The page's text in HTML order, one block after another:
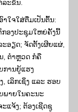
ລະຂັ້ນ.
ໃຈໃສ່ຕື່ມເປັນຕົ້ນ:
ອງປະຊຸມໃຫຍ່ຄັ້ງນີ້
ອຽດ; ຈັດຕັ້ງເຜີຍແຜ່,
, ຕຳຫຼວດ ກໍຄື
ການຍູ້ແຮງ
ເລິກເຊິ່ງ ແລະ ຮອບ
ພາຍໃນຄະນະ
ແຈ້ງ; ຕ້ອງເຊີດຊູ